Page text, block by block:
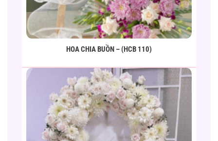
HOA CHIA BUỒN – (HCB 110)